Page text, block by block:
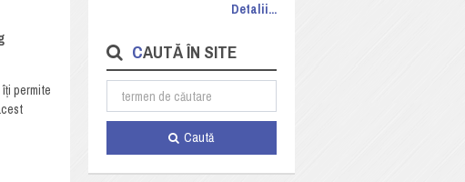
permite
Detalii...
CAUTĂ ÎN SITE
Caută